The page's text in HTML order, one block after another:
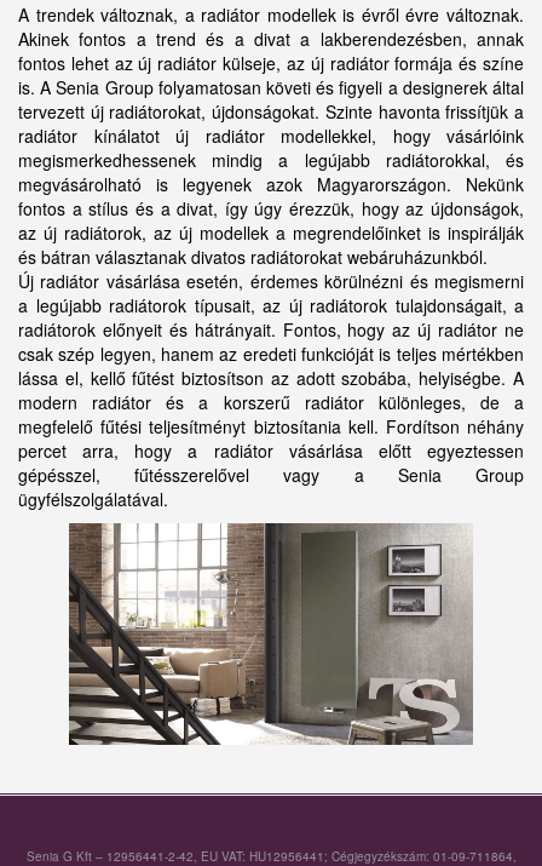
A trendek változnak, a radiátor modellek is évről évre változnak.
Akinek fontos a trend és a divat a lakberendezésben, annak
fontos lehet az új radiátor külseje, az új radiátor formája és színe
is. A Senia Group folyamatosan követi és figyeli a designerek által
tervezett új radiátorokat, újdonságokat. Szinte havonta frissítjük a
radiátor kínálatot új radiátor modellekkel, hogy vásárlóink
megismerkedhessenek mindig a legújabb radiátorokkal, és
megvásárolható is legyenek azok Magyarországon. Nekünk
fontos a stílus és a divat, így úgy érezzük, hogy az újdonságok,
az új radiátorok, az új modellek a megrendelőinket is inspirálják
és bátran választanak divatos radiátorokat webáruházunkból.
Új radiátor vásárlása esetén, érdemes körülnézni és megismerni
a legújabb radiátorok típusait, az új radiátorok tulajdonságait, a
radiátorok előnyeit és hátrányait. Fontos, hogy az új radiátor ne
csak szép legyen, hanem az eredeti funkcióját is teljes mértékben
lássa el, kellő fűtést biztosítson az adott szobába, helyiségbe. A
modern radiátor és a korszerű radiátor különleges, de a
megfelelő fűtési teljesítményt biztosítania kell. Fordítson néhány
percet arra, hogy a radiátor vásárlása előtt egyeztessen
gépésszel, fűtésszerelővel vagy a Senia Group
ügyfélszolgálatával.
Senia G Kft – 12956441-2-42, EU VAT: HU12956441; Cégjegyzékszám: 01-09-711864,